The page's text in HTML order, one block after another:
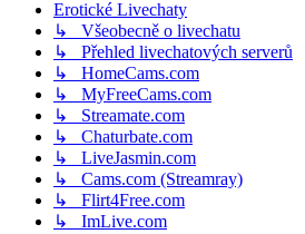
Erotické Livechaty
↳ Všeobecně o livechatu
↳ Přehled livechatových serverů
↳ HomeCams.com
↳ MyFreeCams.com
↳ Streamate.com
↳ Chaturbate.com
↳ LiveJasmin.com
↳ Cams.com (Streamray)
↳ Flirt4Free.com
↳ ImLive.com